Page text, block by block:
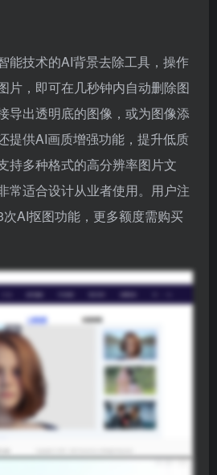
能技术的AI背景去除工具，操作
片，即可在几秒钟内自动删除图
导出透明底的图像，或为图像添
提供AI画质增强功能，提升低质
持多种格式的高分辨率图片文
常适合设计从业者使用。用户注
AI抠图功能，更多额度需购买